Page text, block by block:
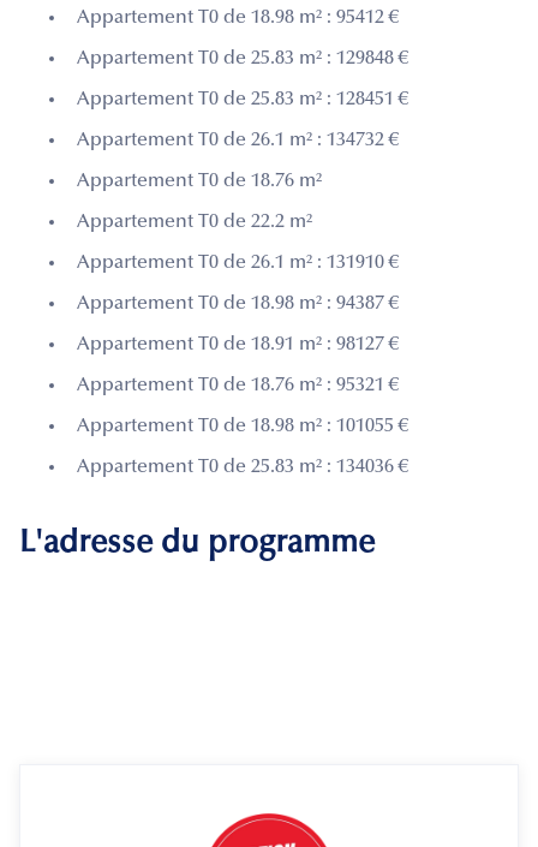
Appartement T0 de 18.98 m² : 95412 €
Appartement T0 de 25.83 m² : 129848 €
Appartement T0 de 25.83 m² : 128451 €
Appartement T0 de 26.1 m² : 134732 €
Appartement T0 de 18.76 m²
Appartement T0 de 22.2 m²
Appartement T0 de 26.1 m² : 131910 €
Appartement T0 de 18.98 m² : 94387 €
Appartement T0 de 18.91 m² : 98127 €
Appartement T0 de 18.76 m² : 95321 €
Appartement T0 de 18.98 m² : 101055 €
Appartement T0 de 25.83 m² : 134036 €
L'adresse du programme